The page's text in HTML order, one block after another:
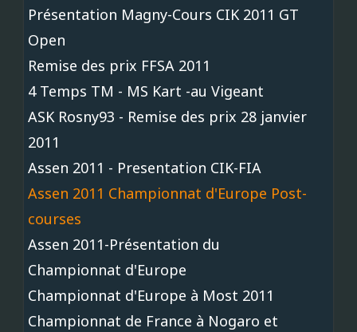
Présentation Magny-Cours CIK 2011 GT
Open
Remise des prix FFSA 2011
4 Temps TM - MS Kart -au Vigeant
ASK Rosny93 - Remise des prix 28 janvier
2011
Assen 2011 - Presentation CIK-FIA
Assen 2011 Championnat d'Europe Post-
courses
Assen 2011-Présentation du
Championnat d'Europe
Championnat d'Europe à Most 2011
Championnat de France à Nogaro et